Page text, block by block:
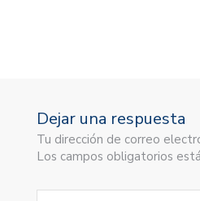
Dejar una respuesta
Tu dirección de correo
Los campos obligatorios